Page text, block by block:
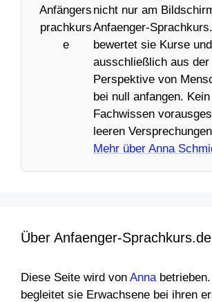
nicht nur am
Anfaenger-
bewertet sie Kurse
ausschließlich aus der
Perspektive von
bei null anfangen. Kein
Fachwissen
leeren
Mehr über Anna
Über Anfaenger-Sprachkurs.de
Diese Seite wird von Anna
begleitet sie Erwachsene bei ihren